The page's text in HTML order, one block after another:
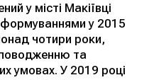
у місті Макіївці
у 2015
чотири роки,
та
умовах. У 2019 році